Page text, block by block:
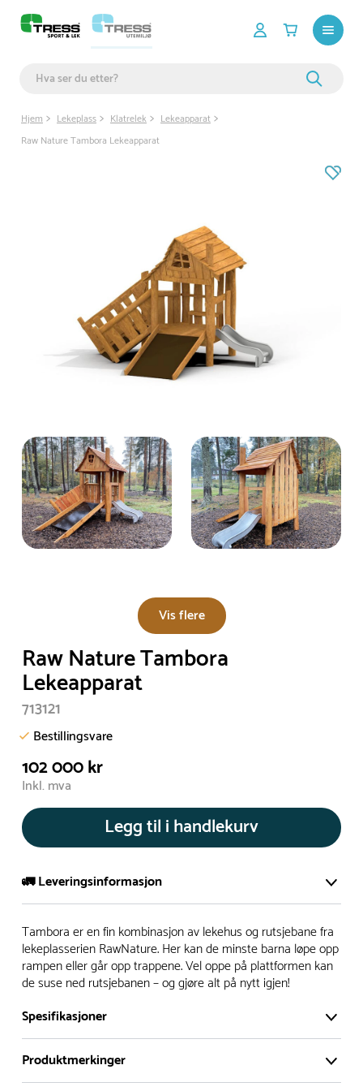
Hjem Lekeplass Klatrelek
Lekeapparat
Raw Nature Tambora Lekeapparat
Vis flere
Raw Nature Tambora
Lekeapparat
713121
Bestillingsvare
102 000 kr
Inkl. mva
Legg til i handlekurv
🚛 Leveringsinformasjon
De aller fleste av våre lekeapparat produseres på bestilling.
Leveringstid på bestillingsvarer vil være 8+ uker.
I høysesong må lengre leveringstid påregnes.
Rask levering
Hos oss finner du flere produkter merket ‘Rask Levering’.
Dette er produkter som normalt sett er bestillingsvarer,
Tambora er en fin kombinasjon av lekehus og rutsjebane fra
lekeplasserien RawNature. Her kan de minste barna løpe opp
rampen eller går opp trappene. Vel oppe på plattformen kan
de suse ned rutsjebanen – og gjøre alt på nytt igjen!
Spesifikasjoner
Produktmerkinger